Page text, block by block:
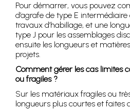
Pour démarrer, vous pouvez
d’agrafe de type E
travaux d’habillage, et une
type J pour les assemblages
ensuite les longueurs et
projets.
Comment gérer les cas limites
ou fragiles ?
Sur les matériaux fragiles ou
longueurs plus courtes et faites